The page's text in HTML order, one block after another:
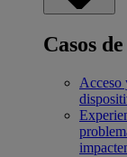
Casos
Acceso